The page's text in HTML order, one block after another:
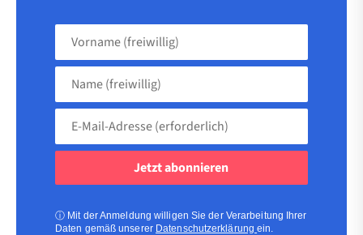
Vorname
Name
(freiwillig)
Adresse
ⓘ Mit der Anmeldung willigen Sie der Verarbeitung Ihrer
Daten gemäß unserer Datenschutzerklärungein.